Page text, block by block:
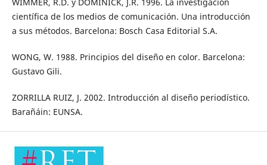
WIMMER, R.D. y DOMINICK, J.R. 1996. La investigación
científica de los medios de comunicación. Una introducción
a sus métodos. Barcelona: Bosch Casa Editorial S.A.
WONG, W. 1988. Principios del diseño en color. Barcelona:
Gustavo Gili.
ZORRILLA RUIZ, J. 2002. Introducción al diseño periodístico.
Barañáin: EUNSA.